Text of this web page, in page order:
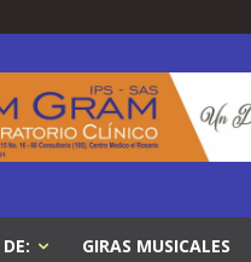
DE: GIRAS MUSICALES